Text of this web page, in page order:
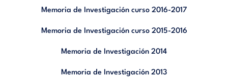
Memoria de Investigación curso 2016-2017
Memoria de Investigación curso 2015-2016
Memoria de Investigación 2014
Memoria de Investigación 2013